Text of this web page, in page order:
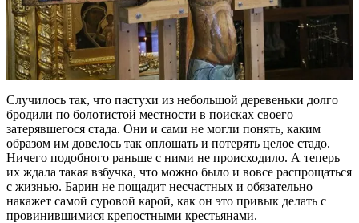
Случилось так, что пастухи из небольшой деревеньки долго
бродили по болотистой местности в поисках своего
затерявшегося стада. Они и сами не могли понять, каким
образом им довелось так оплошать и потерять целое стадо.
Ничего подобного раньше с ними не происходило. А теперь
их ждала такая взбучка, что можно было и вовсе распрощаться
с жизнью. Барин не пощадит несчастных и обязательно
накажет самой суровой карой, как он это привык делать с
провинившимися крепостными крестьянами.